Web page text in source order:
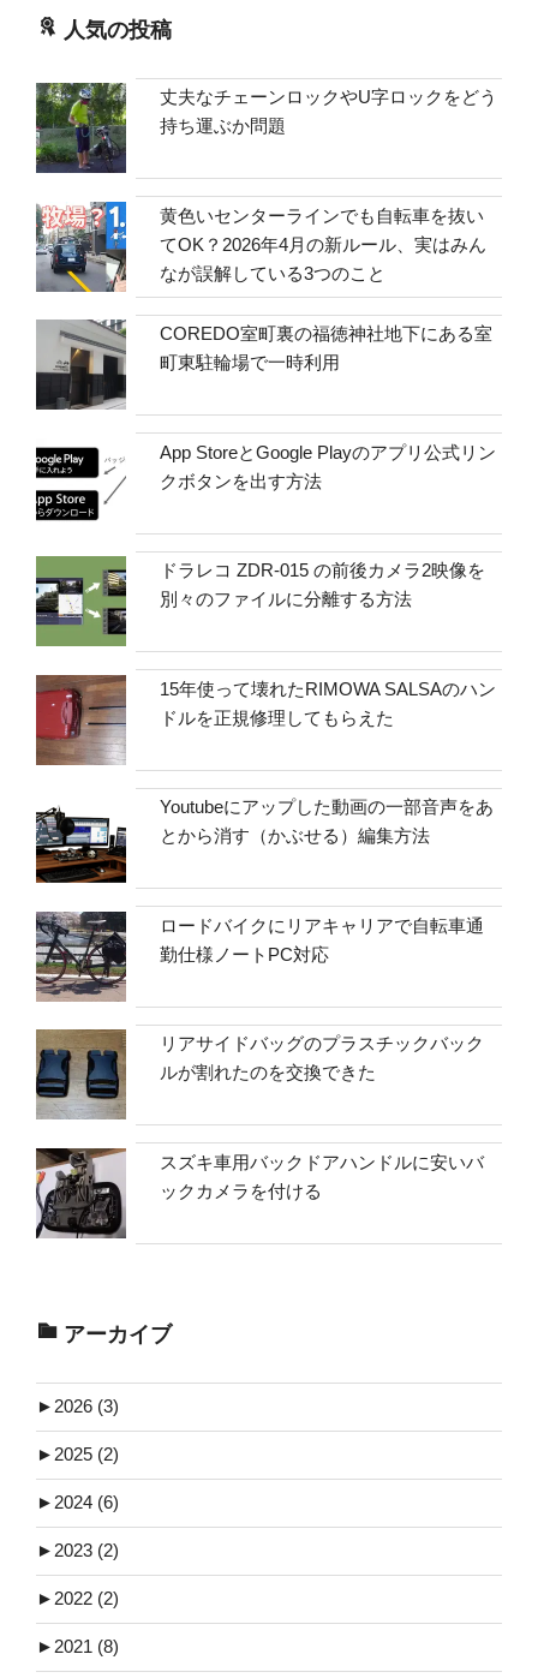
人気の投稿
丈夫なチェーンロックやU字ロックをどう
持ち運ぶか問題
黄色いセンターラインでも自転車を抜い
てOK？2026年4月の新ルール、実はみん
なが誤解している3つのこと
COREDO室町裏の福徳神社地下にある室
町東駐輪場で一時利用
App StoreとGoogle Playのアプリ公式リン
クボタンを出す方法
ドラレコ ZDR-015 の前後カメラ2映像を
別々のファイルに分離する方法
15年使って壊れたRIMOWA SALSAのハン
ドルを正規修理してもらえた
Youtubeにアップした動画の一部音声をあ
とから消す（かぶせる）編集方法
ロードバイクにリアキャリアで自転車通
勤仕様ノートPC対応
リアサイドバッグのプラスチックバック
ルが割れたのを交換できた
スズキ車用バックドアハンドルに安いバ
ックカメラを付ける
アーカイブ
► 2026 (3)
► 2025 (2)
► 2024 (6)
► 2023 (2)
► 2022 (2)
► 2021 (8)